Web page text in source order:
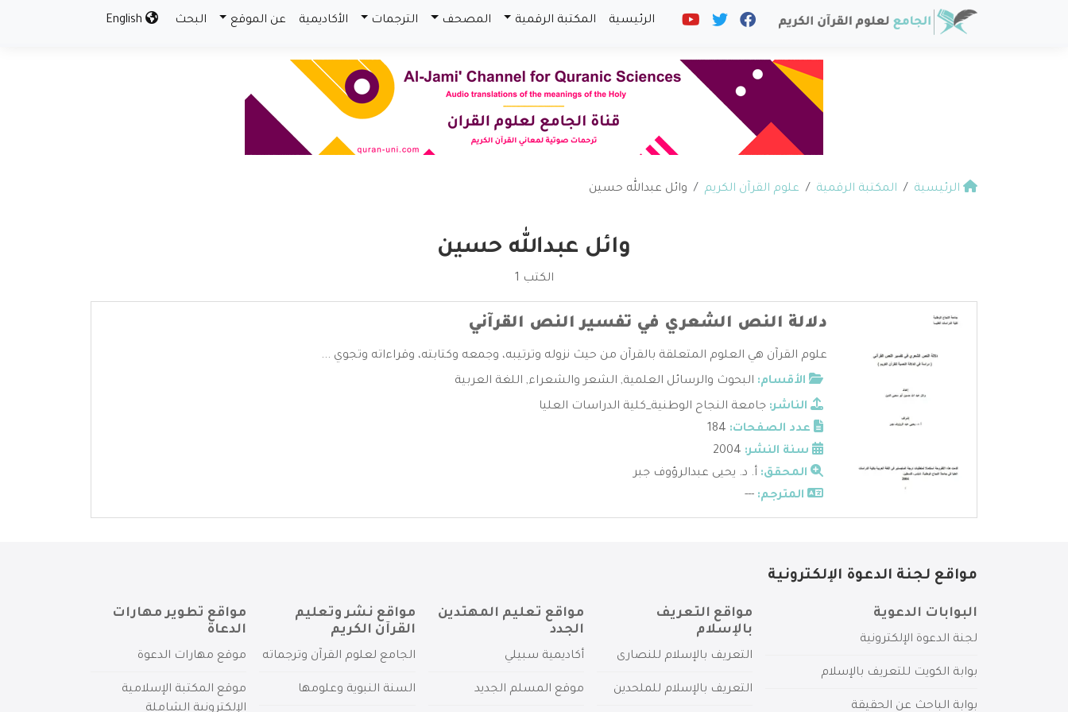
الرئيسية المكتبة الرقمية المصحف الترجمات الأكاديمية عن الموقع البحث
الرئيسية المكتبة الرقمية علوم القرآن الكريم وائل عبدالله حسين
وائل عبدالله حسين
الكتب 1
دلالة النص الشعري في تفسير النص القرآني
علوم القرآن هي العلوم المتعلقة بالقرآن من حيث نزوله وترتيبه، وجمعه وكتابته، وقراءاته وتجوي ...
الأقسام: البحوث والرسائل العلمية, الشعر والشعراء, اللغة العربية
الناشر: جامعة النجاح الوطنية_كلية الدراسات العليا
عدد الصفحات:
سنة النشر:
المحقق: أ. د. يحيى عبدالرؤوف جبر
المترجم: ---
مواقع لجنة الدعوة الإلكترونية
البوابات الدعوية
لجنة الدعوة الإلكترونية
بوابة الكويت للتعريف بالإسلام
بوابة الباحث عن الحقيقة
مواقع التعريف
بالإسلام
التعريف بالإسلام للنصارى
التعريف بالإسلام للملحدين
مواقع تعليم المهتدين
الجدد
أكاديمية سبيلي
موقع المسلم الجديد
مواقع نشر وتعليم
القرآن الكريم
الجامع لعلوم القرآن وترجماته
السنة النبوية وعلومها
مواقع تطوير مهارات
الدعاة
موقع مهارات الدعوة
موقع المكتبة الإسلامية
الإلكترونية الشاملة